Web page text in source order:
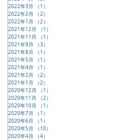
2022年3月
（1）
2022年2月
（2）
2022年1月
（2）
2021年12月
（1）
2021年11月
（1）
2021年9月
（3）
2021年8月
（1）
2021年5月
（1）
2021年4月
（1）
2021年2月
（2）
2021年1月
（2）
2020年12月
（1）
2020年11月
（2）
2020年10月
（1）
2020年7月
（1）
2020年6月
（1）
2020年5月
（10）
2020年4月
（4）